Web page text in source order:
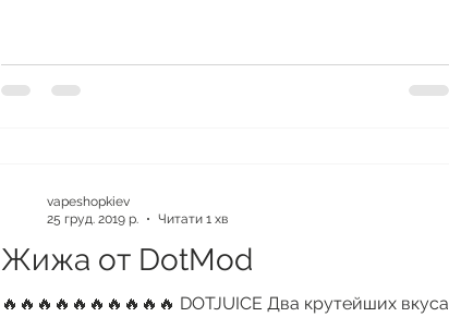
Жижа от DotMod
🔥🔥🔥🔥🔥🔥🔥🔥🔥🔥 DOTJUICE Два крутейших вкуса
vapeshopkiev
25 груд. 2019 р.
Читати 1 хв